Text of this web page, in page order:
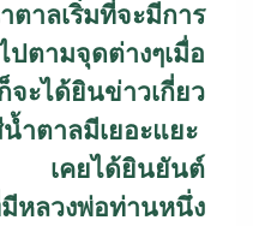
ตาลเริ่มที่จะมีการ
มจุดต่างๆเมื่อ
จะได้ยินข่าวเกี่ยว
ำตาลมีเยอะแยะ
เคยได้ยินยันต์
หลวงพ่อท่านหนึ่ง